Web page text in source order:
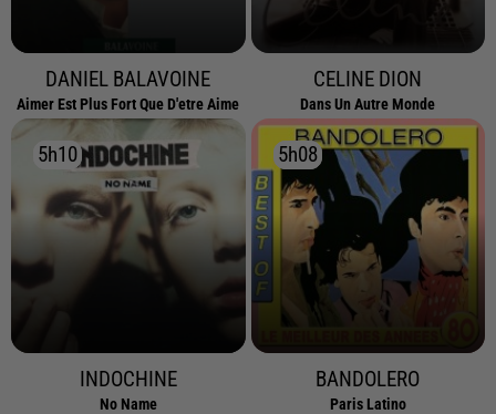
DANIEL BALAVOINE
Aimer Est Plus Fort Que D'etre Aime
CELINE DION
Dans Un Autre Monde
5h10
5h10
INDOCHINE
No Name
5h08
5h08
BANDOLERO
Paris Latino